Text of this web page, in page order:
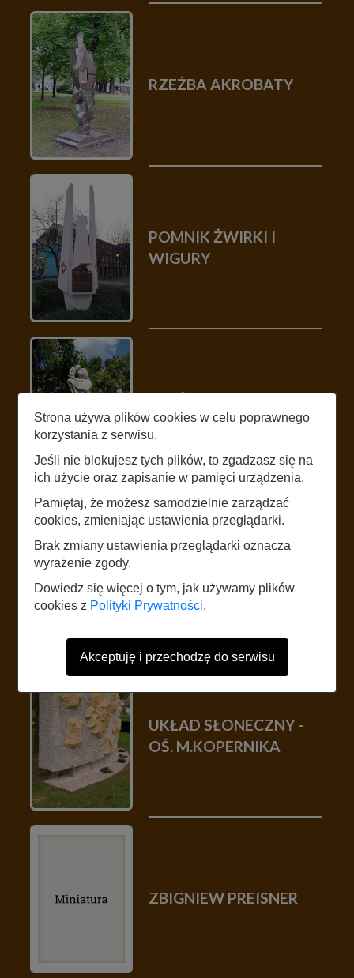
RZEŹBA AKROBATY
POMNIK ŻWIRKI I
WIGURY
RZEŹBA
MACIERZYŃSTWO
UKŁAD SŁONECZNY -
OŚ. M.KOPERNIKA
ZBIGNIEW PREISNER
Strona używa plików cookies w celu poprawnego
korzystania z serwisu.
Jeśli nie blokujesz tych plików, to zgadzasz się na
ich użycie oraz zapisanie w pamięci urządzenia.
Pamiętaj, że możesz samodzielnie zarządzać
cookies, zmieniając ustawienia przeglądarki.
Brak zmiany ustawienia przeglądarki oznacza
wyrażenie zgody.
Dowiedz się więcej o tym, jak używamy plików
cookies z Polityki Prywatności.
Akceptuję i przechodzę do serwisu